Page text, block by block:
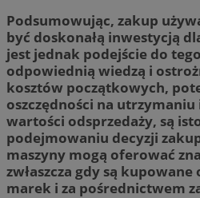
Podsumowując, zakup
być doskonałą inwestycją
jest jednak podejście do
odpowiednią wiedzą i
kosztów początkowych,
oszczędności na
wartości odsprzedaży, są
podejmowaniu decyzji
maszyny mogą oferować
zwłaszcza gdy są
marek i za pośrednictwem